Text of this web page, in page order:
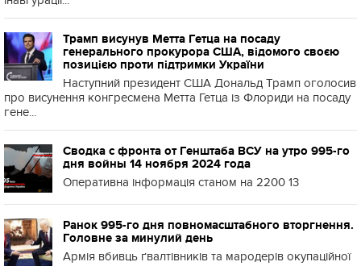
Трамп висунув Метта Гетца на посаду
генерального прокурора США, відомого своєю
позицією проти підтримки України
Наступний президент США Дональд Трамп оголосив
про висунення конгресмена Метта Гетца із Флориди на посаду
гене...
Сводка с фронта от Генштаба ВСУ на утро 995-го
дня войны 14 ноября 2024 года
Оперативна інформація станом на 2200 13
Ранок 995-го дня повномасштабного вторгнення.
Головне за минулий день
Армія вбивць ґвалтівників та мародерів окупаційної